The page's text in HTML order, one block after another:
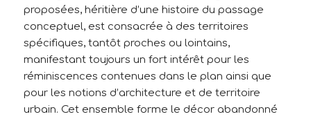
proposées, héritière d’une histoire du passage
conceptuel, est consacrée à des territoires
spécifiques, tantôt proches ou lointains,
manifestant toujours un fort intérêt pour les
réminiscences contenues dans le plan ainsi que
pour les notions d’architecture et de territoire
urbain. Cet ensemble forme le décor abandonné